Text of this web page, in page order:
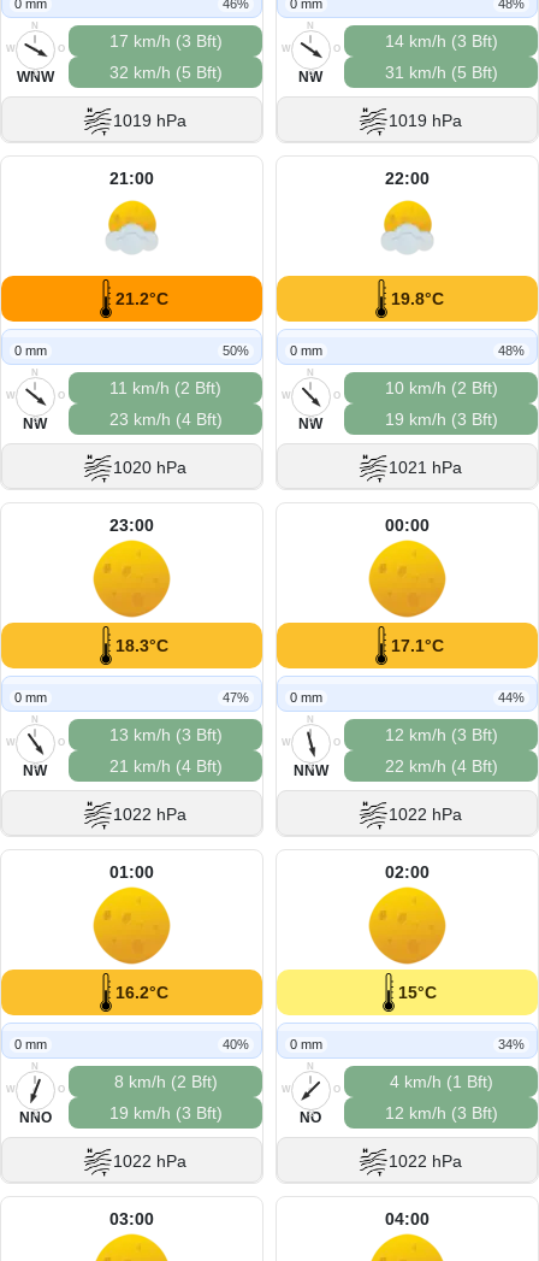
0 mm 46%
N
O
S
W
WNW
17 km/h (3 Bft)
32 km/h (5 Bft)
1019 hPa
0 mm 48%
N
O
S
W
NW
14 km/h (3 Bft)
31 km/h (5 Bft)
1019 hPa
21:00
21.2°C
0 mm 50%
N
O
S
W
NW
11 km/h (2 Bft)
23 km/h (4 Bft)
1020 hPa
22:00
19.8°C
0 mm 48%
N
O
S
W
NW
10 km/h (2 Bft)
19 km/h (3 Bft)
1021 hPa
23:00
18.3°C
0 mm 47%
N
O
S
W
NW
13 km/h (3 Bft)
21 km/h (4 Bft)
1022 hPa
00:00
17.1°C
0 mm 44%
N
O
S
W
NNW
12 km/h (3 Bft)
22 km/h (4 Bft)
1022 hPa
01:00
16.2°C
0 mm 40%
N
O
S
W
NNO
8 km/h (2 Bft)
19 km/h (3 Bft)
1022 hPa
02:00
15°C
0 mm 34%
N
O
S
W
NO
4 km/h (1 Bft)
12 km/h (3 Bft)
1022 hPa
03:00 04:00